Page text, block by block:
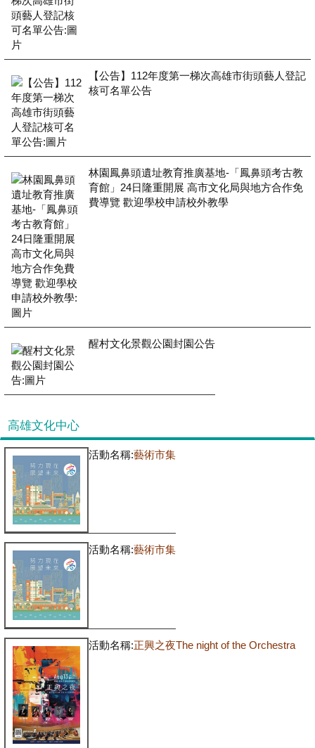
【公告】112年度第一梯次高雄市街頭藝人登記
核可名單公告
林園鳳鼻頭遺址教育推廣基地-「鳳鼻頭考古教
育館」24日隆重開展 高市文化局與地方合作免
費導覽 歡迎學校申請校外教學
醒村文化景觀公園封園公告
高雄文化中心
活動名稱:藝術市集
活動名稱:藝術市集
活動名稱:正興之夜The night of the Orchestra